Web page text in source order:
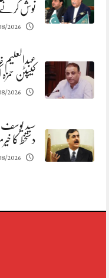
نوش کرنے
2026
کیپٹن
2026
سید یوسف
دستخط کا
2026